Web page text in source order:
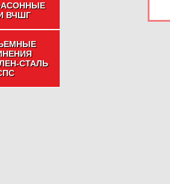
ВЧШГ
СТАЛЬ